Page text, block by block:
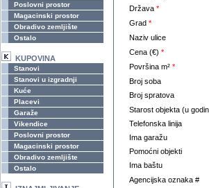
Poslovni prostor
Magacinski prostor
Obradivo zemljište
Ostalo
KUPOVINA
Stanovi
Stanovi u izgradnji
Kuće
Placevi
Garaže
Vikendice
Poslovni prostor
Magacinski prostor
Obradivo zemljište
Ostalo
Država *
Grad *
Naziv ulice
Cena (€) *
Površina m² *
Broj soba
Broj spratova
Starost objekta (u
Telefonska linija
Ima garažu
Pomoćni objekti
Ima baštu
Agencijska oznaka #